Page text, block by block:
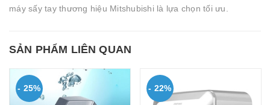
máy sấy tay thương hiệu Mitshubishi là lựa chọn tối ưu.
SẢN PHẨM LIÊN QUAN
- 25% - 22%